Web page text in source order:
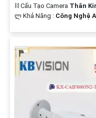
⛓ Cấu Tạo Camera Thân
️ლ Khả Năng : Công Nghệ